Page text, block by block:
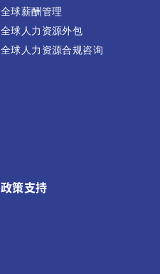
全球薪酬管理
全球人力资源外包
全球人力资源合规咨询
政策支持